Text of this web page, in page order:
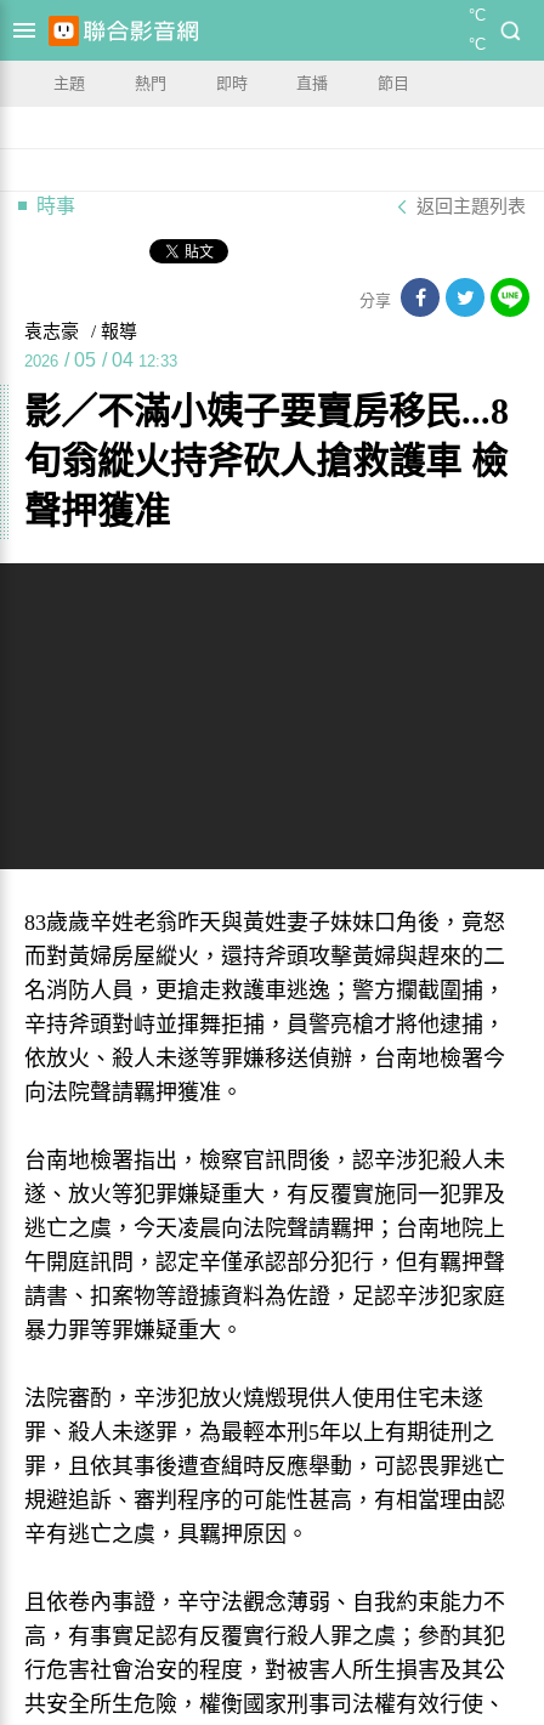
°C
°C
主題 熱門 即時 直播 節目
時事 返回主題列表
分享
袁志豪 / 報導
2026 / 05 / 04 12:33
影／不滿小姨子要賣房移民...8
旬翁縱火持斧砍人搶救護車 檢
聲押獲准
83歲歲辛姓老翁昨天與黃姓妻子妹妹口角後，竟怒
而對黃婦房屋縱火，還持斧頭攻擊黃婦與趕來的二
名消防人員，更搶走救護車逃逸；警方攔截圍捕，
辛持斧頭對峙並揮舞拒捕，員警亮槍才將他逮捕，
依放火、殺人未遂等罪嫌移送偵辦，台南地檢署今
向法院聲請羈押獲准。
台南地檢署指出，檢察官訊問後，認辛涉犯殺人未
遂、放火等犯罪嫌疑重大，有反覆實施同一犯罪及
逃亡之虞，今天凌晨向法院聲請羈押；台南地院上
午開庭訊問，認定辛僅承認部分犯行，但有羈押聲
請書、扣案物等證據資料為佐證，足認辛涉犯家庭
暴力罪等罪嫌疑重大。
法院審酌，辛涉犯放火燒燬現供人使用住宅未遂
罪、殺人未遂罪，為最輕本刑5年以上有期徒刑之
罪，且依其事後遭查緝時反應舉動，可認畏罪逃亡
規避追訴、審判程序的可能性甚高，有相當理由認
辛有逃亡之虞，具羈押原因。
且依卷內事證，辛守法觀念薄弱、自我約束能力不
高，有事實足認有反覆實行殺人罪之虞；參酌其犯
行危害社會治安的程度，對被害人所生損害及其公
共安全所生危險，權衡國家刑事司法權有效行使、